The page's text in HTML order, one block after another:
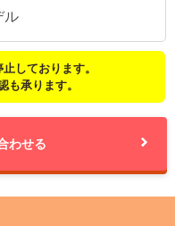
ル
しております。
も承ります。
わせる